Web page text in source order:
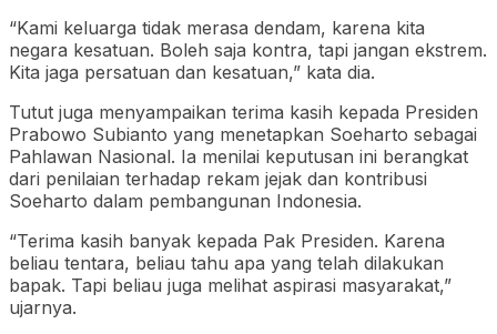
“Kami keluarga tidak merasa dendam, karena kita
negara kesatuan. Boleh saja kontra, tapi jangan ekstrem.
Kita jaga persatuan dan kesatuan,” kata dia.
Tutut juga menyampaikan terima kasih kepada Presiden
Prabowo Subianto yang menetapkan Soeharto sebagai
Pahlawan Nasional. Ia menilai keputusan ini berangkat
dari penilaian terhadap rekam jejak dan kontribusi
Soeharto dalam pembangunan Indonesia.
“Terima kasih banyak kepada Pak Presiden. Karena
beliau tentara, beliau tahu apa yang telah dilakukan
bapak. Tapi beliau juga melihat aspirasi masyarakat,”
ujarnya.